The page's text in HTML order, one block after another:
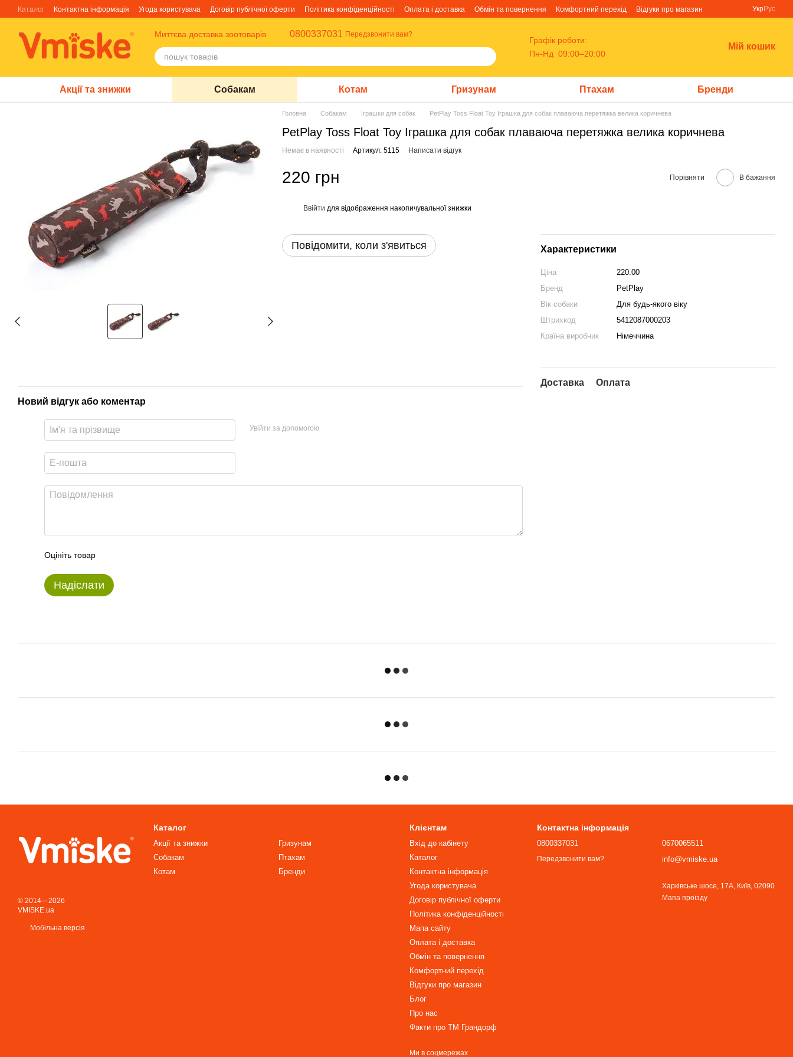
Перейти до основного контенту
Каталог Контактна інформація Угода користувача Договір публічної оферти Політика конфіденційності Оплата і доставка Обмін та повернення Комфортний перехід
Відгуки про магазин
УкрРус
Миттєва доставка зоотоварів 0800337031 Передзвонити вам?
Графік роботи:
Пн-Нд 09:00–20:00
Мій кошик
Акції та знижки Собакам Котам Гризунам Птахам Бренди
Головна Собакам Іграшки для собак PetPlay Toss Float Toy Іграшка для собак плаваюча перетяжка велика коричнева
PetPlay Toss Float Toy Іграшка для собак плаваюча перетяжка велика коричнева
Немає в наявності Артикул: 5115 Написати відгук
220 грн Порівняти В бажання
Ввійти для відображення накопичувальної знижки
Повідомити, коли з'явиться Характеристики
Ціна
220.00
Бренд
PetPlay
Вік собаки
Для будь-якого віку
Штрихкод
5412087000203
Країна виробник
Німеччина
Доставка
Оплата
Новий відгук або коментар
Увійти за допомогою
Оцініть товар
Надіслати
© 2014—2026
VMISKE.ua
Мобільна версія
Каталог
Акції та знижки
Собакам
Котам
Гризунам
Птахам
Бренди
Клієнтам
Вхід до кабінету
Каталог
Контактна інформація
Угода користувача
Договір публічної оферти
Політика конфіденційності
Мапа сайту
Оплата і доставка
Обмін та повернення
Комфортний перехід
Відгуки про магазин
Блог
Про нас
Факти про TM Грандорф
Ми в соцмережах
Контактна інформація
0800337031
Передзвонити вам?
0670065511
info@vmiske.ua
Харківське шосе, 17А, Київ, 02090
Мапа проїзду